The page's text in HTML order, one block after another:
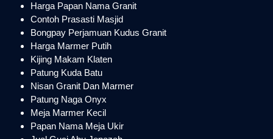
Harga Papan Nama Granit
Contoh Prasasti Masjid
Bongpay Perjamuan Kudus Granit
Harga Marmer Putih
Kijing Makam Klaten
Patung Kuda Batu
Nisan Granit Dan Marmer
Patung Naga Onyx
Meja Marmer Kecil
Papan Nama Meja Ukir